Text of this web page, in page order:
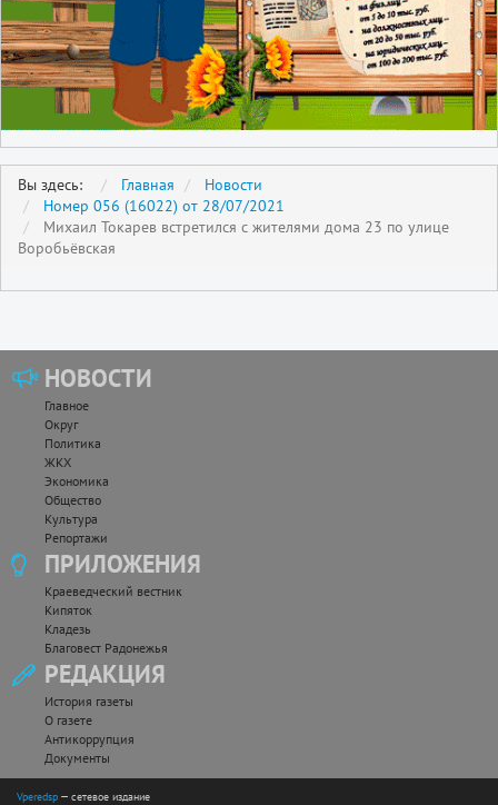
Вы здесь: Главная
Новости
Номер 056 (16022) от 28/07/2021
Михаил Токарев встретился с жителями дома 23 по улице
Воробьёвская
НОВОСТИ
Главное
Округ
Политика
ЖКХ
Экономика
Общество
Культура
Репортажи
ПРИЛОЖЕНИЯ
Краеведческий вестник
Кипяток
Кладезь
Благовест Радонежья
РЕДАКЦИЯ
История газеты
О газете
Антикоррупция
Документы
Vperedsp — сетевое издание